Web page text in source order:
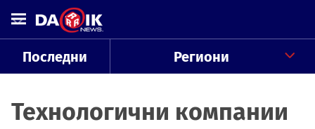
Последни Региони
Технологични компании